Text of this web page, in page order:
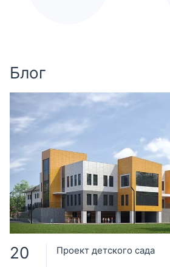
Блог
20 Проект детского сада